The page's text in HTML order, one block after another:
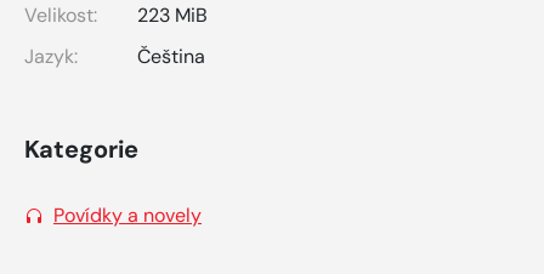
Velikost:
223 MiB
Jazyk:
Čeština
Kategorie
Povídky a novely